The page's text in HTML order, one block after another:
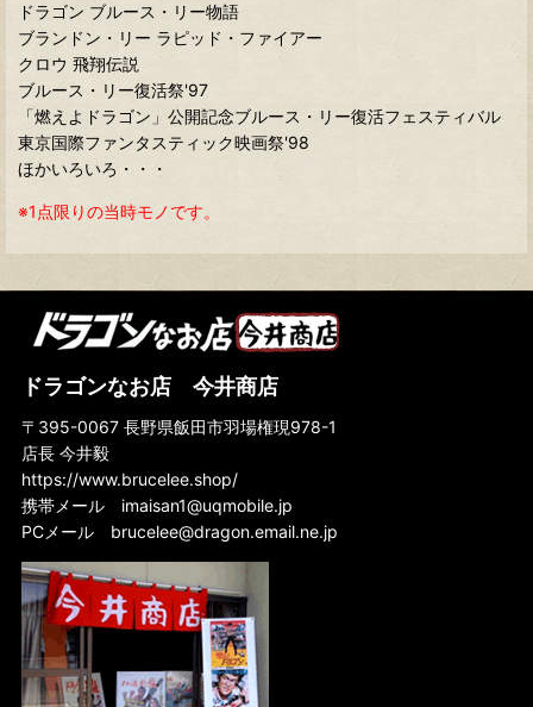
ドラゴン ブルース・リー物語
ブランドン・リー ラピッド・ファイアー
クロウ 飛翔伝説
ブルース・リー復活祭'97
「燃えよドラゴン」公開記念ブルース・リー復活フェスティバル
東京国際ファンタスティック映画祭'98
ほかいろいろ・・・
※1点限りの当時モノです。
ドラゴンなお店 今井商店
〒395-0067 長野県飯田市羽場権現978-1
店長 今井毅
https://www.brucelee.shop/
携帯メール imaisan1@uqmobile.jp
PCメール brucelee@dragon.email.ne.jp